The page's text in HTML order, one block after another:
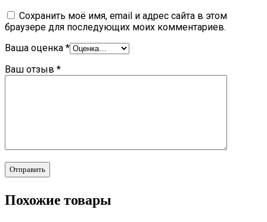
Сохранить моё имя, email и адрес сайта в этом
браузере для последующих моих комментариев.
Ваша оценка *
Ваш отзыв *
Похожие товары